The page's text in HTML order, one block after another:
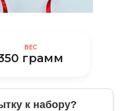
ВЕС
грамм
к набору?